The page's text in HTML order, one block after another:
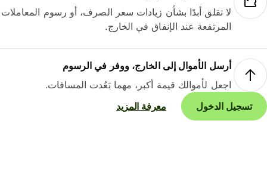
لا تقلق أبدًا بشأن زيادات سعر الصرف، أو رسوم المعاملات
المرتفعة عند الإنفاق في الخارج.
أرسل الأموال إلى الخارج، ووفر في الرسوم
اجعل لأموالك قيمة أكبر، مهما بَعُدت المسافات.
تسجيل الدخول
معرفة المزيد